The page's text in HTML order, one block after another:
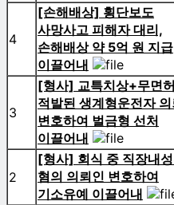
4
[손해배상] 횡단보도
사망사고 피해자 대리,
손해배상 약 5억 원 지급
이끌어내
3
[형사] 교특치상+무면허
적발된 생계형운전자
변호하여 벌금형 선처
이끌어내
2
[형사] 회식 중 직장내
혐의 의뢰인 변호하여
기소유예 이끌어내